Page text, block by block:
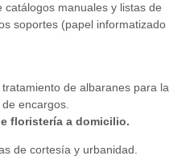
catálogos manuales y listas de
soportes (papel informatizado
de albaranes para la
encargos.
floristería a domicilio.
de cortesía y urbanidad.